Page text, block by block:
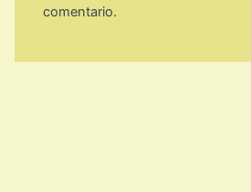
comentario.